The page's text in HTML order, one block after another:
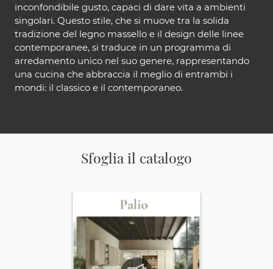
inconfondibile gusto, capaci di dare vita a ambienti
singolari. Questo stile, che si muove tra la solida
tradizione del legno massello e il design delle linee
contemporanee, si traduce in un programma di
arredamento unico nel suo genere, rappresentando
una cucina che abbraccia il meglio di entrambi i
mondi: il classico e il contemporaneo.
Sfoglia il catalogo